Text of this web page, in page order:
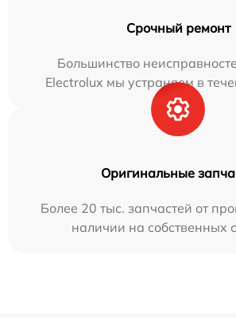
Срочный ремонт
Большинство
Electrolux мы устраняем в
Оригинальные
Более 20 тыс. запчастей от
наличии на собственных